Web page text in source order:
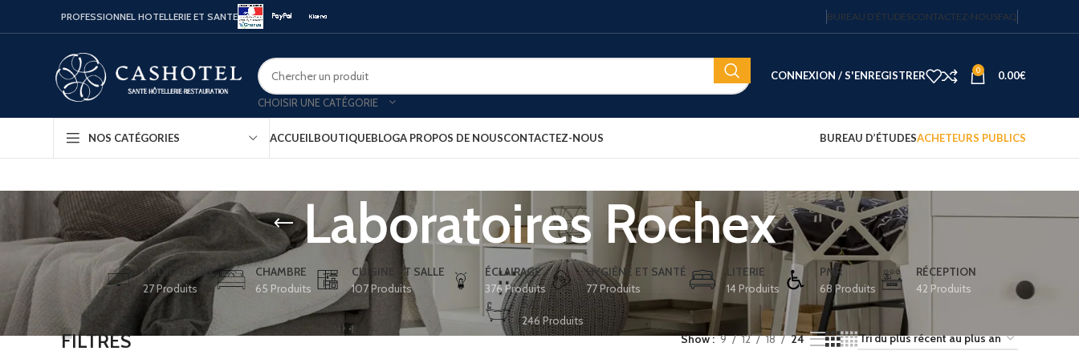
PROFESSIONNEL HOTELLERIE ET SANTE BUREAU D’ÉTUDESCONTACTEZ-NOUSFAQ
CHOISIR UNE CATÉGORIE
CONNEXION / S'ENREGISTRER 0 0.00€
NOS CATÉGORIES
Bouilloires & plateau de courtoisies
Coffres-forts
Porte-bagages
Minibars
Confort clients
MINIBARS
Minibar porte vitré
Minibar porte pleine
Minibar thermoélectrique
PLATEAU ACCUEIL
Coffre-fort électronique hôtel
Fortress 14″ – 20 L – code
sécurisé – JVD
122.15
Plateau d'accueil avec
bouilloire et 2 tasses
75.00€ HT
ACCUEILBOUTIQUEBLOGA PROPOS DE NOUSCONTACTEZ-NOUS BUREAU D’ÉTUDESACHETEURS PUBLICS
Laboratoires Rochex
AUDIOVISUEL
27 Produits
CHAMBRE
65 Produits
CUISINE ET SALLE
107 Produits
ÉCLAIRAGE
376 Produits
HYGIÈNE ET SANTÉ
77 Produits
LITERIE
14 Produits
PMR
68 Produits
RÉCEPTION
42 Produits
SALLE DE BAIN
246 Produits
FILTRES Show 9 12 18 24